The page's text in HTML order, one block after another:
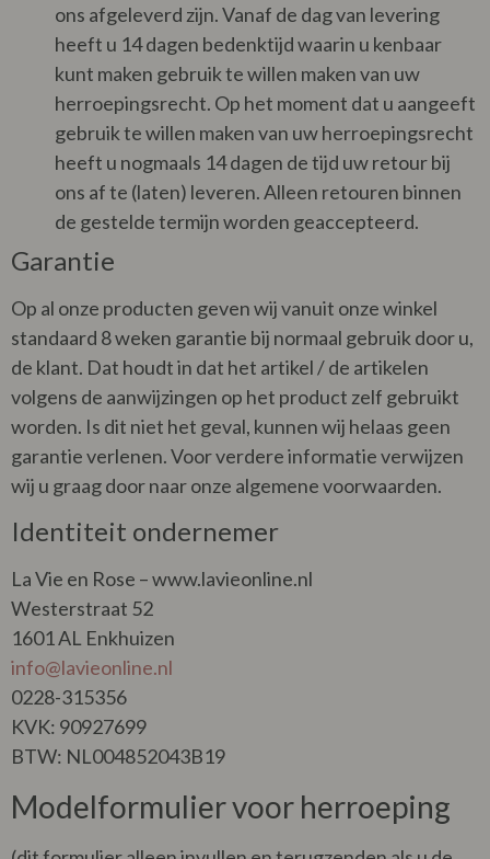
ons afgeleverd zijn. Vanaf de dag van levering
heeft u 14 dagen bedenktijd waarin u kenbaar
kunt maken gebruik te willen maken van uw
herroepingsrecht. Op het moment dat u aangeeft
gebruik te willen maken van uw herroepingsrecht
heeft u nogmaals 14 dagen de tijd uw retour bij
ons af te (laten) leveren. Alleen retouren binnen
de gestelde termijn worden geaccepteerd.
Garantie
Op al onze producten geven wij vanuit onze winkel
standaard 8 weken garantie bij normaal gebruik door u,
de klant. Dat houdt in dat het artikel / de artikelen
volgens de aanwijzingen op het product zelf gebruikt
worden. Is dit niet het geval, kunnen wij helaas geen
garantie verlenen. Voor verdere informatie verwijzen
wij u graag door naar onze algemene voorwaarden.
Identiteit ondernemer
La Vie en Rose – www.lavieonline.nl
Westerstraat 52
1601 AL Enkhuizen
info@lavieonline.nl
0228-315356
KVK: 90927699
BTW: NL004852043B19
Modelformulier voor herroeping